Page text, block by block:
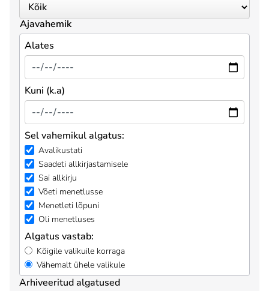
Ajavahemik
Alates
Kuni (k.a)
Sel vahemikul algatus:
Avalikustati
Saadeti allkirjastamisele
Sai allkirju
Võeti menetlusse
Menetleti lõpuni
Oli menetluses
Algatus vastab:
Kõigile valikuile korraga
Vähemalt ühele valikule
Arhiveeritud algatused